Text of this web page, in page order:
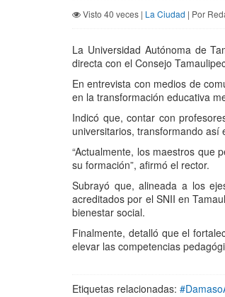
Visto 40 veces | La Ciudad | Por
La Universidad Autónoma de
directa con el Consejo
En entrevista con medios de
en la transformación educativa
Indicó que, contar con
universitarios, transformando así
“Actualmente, los maestros que
su formación”, afirmó el rector.
Subrayó que, alineada a los
acreditados por el SNII en
bienestar social.
Finalmente, detalló que el
elevar las competencias
Etiquetas relacionadas: